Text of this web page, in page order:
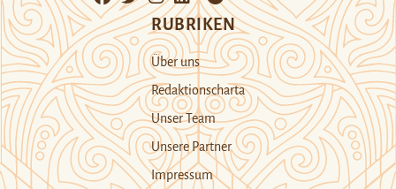
RUBRIKEN
Über uns
Redaktionscharta
Unser Team
Unsere Partner
Impressum